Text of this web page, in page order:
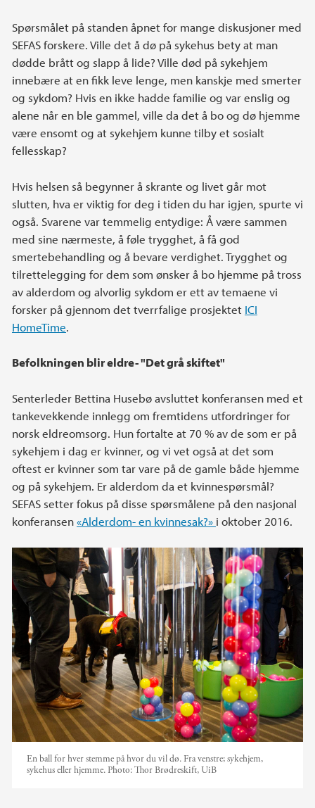
Spørsmålet på standen åpnet for mange diskusjoner med
SEFAS forskere. Ville det å dø på sykehus bety at man
dødde brått og slapp å lide? Ville død på sykehjem
innebære at en fikk leve lenge, men kanskje med smerter
og sykdom? Hvis en ikke hadde familie og var enslig og
alene når en ble gammel, ville da det å bo og dø hjemme
være ensomt og at sykehjem kunne tilby et sosialt
fellesskap?
Hvis helsen så begynner å skrante og livet går mot
slutten, hva er viktig for deg i tiden du har igjen, spurte vi
også. Svarene var temmelig entydige: Å være sammen
med sine nærmeste, å føle trygghet, å få god
smertebehandling og å bevare verdighet. Trygghet og
tilrettelegging for dem som ønsker å bo hjemme på tross
av alderdom og alvorlig sykdom er ett av temaene vi
forsker på gjennom det tverrfalige prosjektet ICI
HomeTime.
Befolkningen blir eldre- "Det grå skiftet"
Senterleder Bettina Husebø avsluttet konferansen med et
tankevekkende innlegg om fremtidens utfordringer for
norsk eldreomsorg. Hun fortalte at 70 % av de som er på
sykehjem i dag er kvinner, og vi vet også at det som
oftest er kvinner som tar vare på de gamle både hjemme
og på sykehjem. Er alderdom da et kvinnespørsmål?
SEFAS setter fokus på disse spørsmålene på den nasjonal
konferansen«Alderdom- en kvinnesak?» i oktober 2016.
En ball for hver stemme på hvor du vil dø. Fra venstre; sykehjem,
sykehus eller hjemme. Photo:Thor Brødreskift, UiB